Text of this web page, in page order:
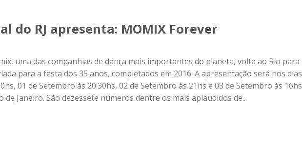
do RJ apresenta: MOMIX Forever
uma das companhias de dança mais importantes do planeta, volta ao Rio para
para a festa dos 35 anos, completados em 2016. A apresentação será nos dias
01 de Setembro às 20:30hs, 02 de Setembro às 21hs e 03 de Setembro às 16hs
Janeiro. São dezessete números dentre os mais aplaudidos de...